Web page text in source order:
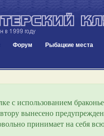
Форум Рыбацкие места
с использованием
вынесено
принимает на себя